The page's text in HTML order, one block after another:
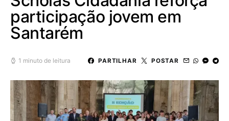
participação jovem em
Santarém
1 minuto de leitura PARTILHAR POSTAR